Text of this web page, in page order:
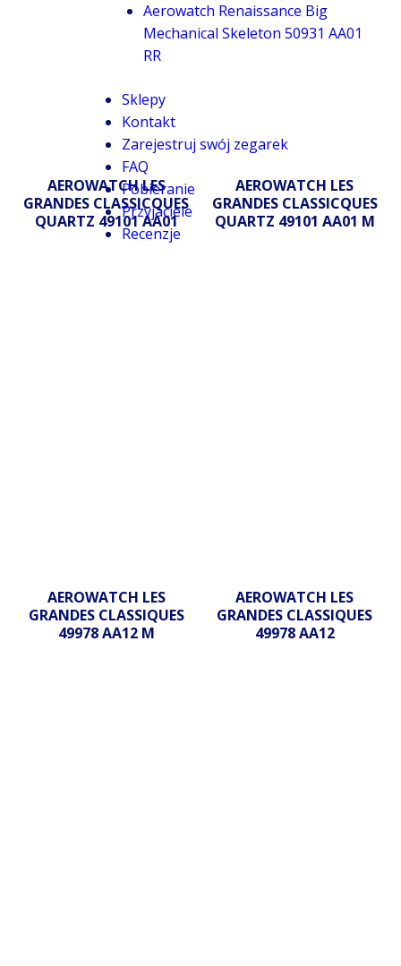
Aerowatch Renaissance Big
Mechanical Skeleton 50931 AA01
RR
Sklepy
Kontakt
Zarejestruj swój zegarek
FAQ
Pobieranie
Przyjaciele
Recenzje
AEROWATCH LES
GRANDES CLASSICQUES
QUARTZ 49101 AA01
AEROWATCH LES
GRANDES CLASSICQUES
QUARTZ 49101 AA01 M
AEROWATCH LES
GRANDES CLASSIQUES
49978 AA12 M
AEROWATCH LES
GRANDES CLASSIQUES
49978 AA12